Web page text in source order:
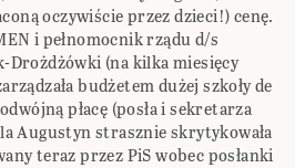
oczywiście przez dzieci!) cenę.
i pełnomocnik rządu d/s
Drożdżówki (na kilka miesięcy
budżetem dużej szkoły de
płacę (posła i sekretarza
Augustyn strasznie skrytykowała
teraz przez PiS wobec posłanki